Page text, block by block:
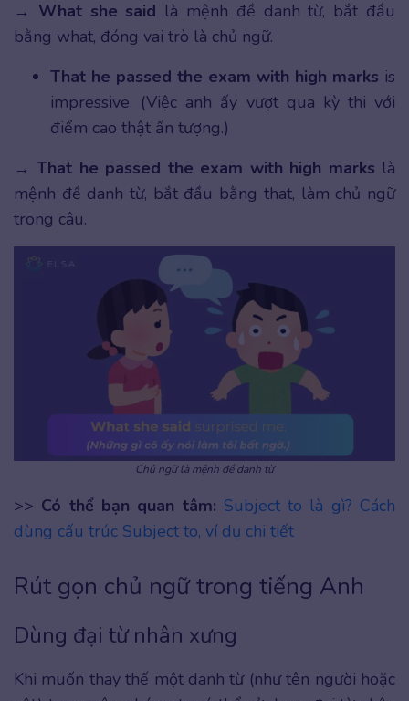
→ What she said là mệnh đề danh từ, bắt đầu
bằng what, đóng vai trò là chủ ngữ.
That he passed the exam with high marks is
impressive. (Việc anh ấy vượt qua kỳ thi với
điểm cao thật ấn tượng.)
→That he passed the exam with high marks là
mệnh đề danh từ, bắt đầu bằng that, làm chủ ngữ
trong câu.
Chủ ngữ là mệnh đề danh từ
>> Có thể bạn quan tâm: Subject to là gì? Cách
dùng cấu trúc Subject to, ví dụ chi tiết
Rút gọn chủ ngữ trong tiếng Anh
Dùng đại từ nhân xưng
Khi muốn thay thế một danh từ (như tên người hoặc